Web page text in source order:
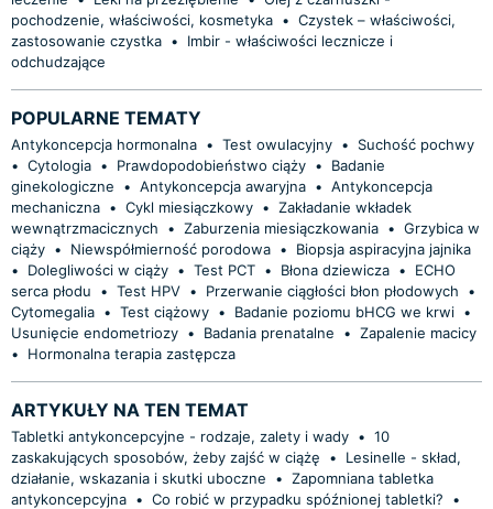
pochodzenie, właściwości, kosmetyka • Czystek – właściwości,
zastosowanie czystka •
Imbir - właściwości lecznicze i
odchudzające
POPULARNE TEMATY
Antykoncepcja hormonalna • Test owulacyjny •
Suchość pochwy
• Cytologia • Prawdopodobieństwo ciąży •
Badanie
ginekologiczne
• Antykoncepcja awaryjna • Antykoncepcja
mechaniczna • Cykl miesiączkowy • Zakładanie wkładek
wewnątrzmacicznych
• Zaburzenia miesiączkowania • Grzybica w
ciąży • Niewspółmierność porodowa •
Biopsja aspiracyjna jajnika
•
Dolegliwości w ciąży • Test PCT • Błona dziewicza •
ECHO
serca płodu
• Test HPV • Przerwanie ciągłości błon płodowych
•
Cytomegalia • Test ciążowy • Badanie poziomu bHCG we krwi •
Usunięcie endometriozy • Badania prenatalne • Zapalenie macicy
•
Hormonalna terapia zastępcza
ARTYKUŁY NA TEN TEMAT
Tabletki antykoncepcyjne - rodzaje, zalety i wady • 10
zaskakujących sposobów, żeby zajść w ciążę
•
Lesinelle - skład,
działanie, wskazania i skutki uboczne
• Zapomniana tabletka
antykoncepcyjna • Co robić w przypadku spóźnionej tabletki?
•